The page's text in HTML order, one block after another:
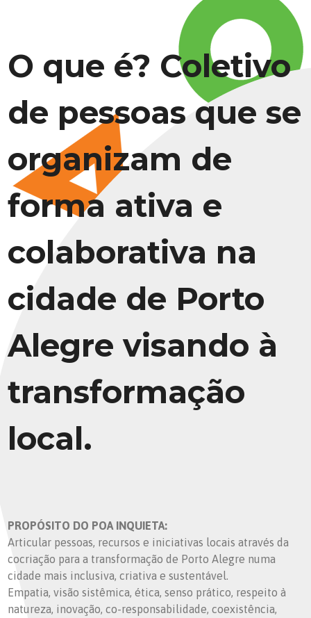
O que é? Coletivo
de pessoas que se
organizam de
forma ativa e
colaborativa na
cidade de Porto
Alegre visando à
transformação
local.
PROPÓSITO DO POA INQUIETA:
Articular pessoas, recursos e iniciativas locais através da
cocriação para a transformação de Porto Alegre numa
cidade mais inclusiva, criativa e sustentável.
Empatia, visão sistêmica, ética, senso prático, respeito à
natureza, inovação, co-responsabilidade, coexistência,